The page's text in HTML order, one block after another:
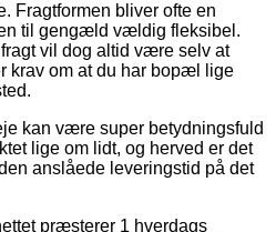
Fragtformen bliver ofte en
til gengæld vældig fleksibel.
vil dog altid være selv at
krav om at du har bopæl lige
kan være super betydningsfuld
lige om lidt, og herved er det
anslåede leveringstid på det
præsterer 1 hverdags